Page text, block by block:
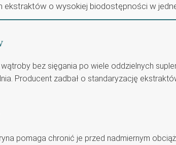
o wysokiej biodostępności w
bez sięgania po wiele oddzielnych
Producent zadbał o standaryzację
pomaga chronić je przed nadmiernym